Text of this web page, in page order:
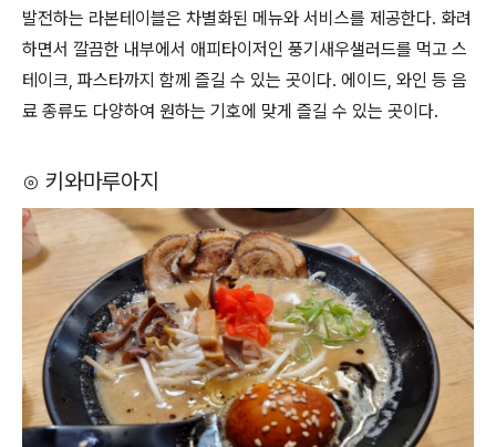
발전하는 라본테이블은 차별화된 메뉴와 서비스를 제공한다. 화려
하면서 깔끔한 내부에서 애피타이저인 풍기새우샐러드를 먹고 스
테이크, 파스타까지 함께 즐길 수 있는 곳이다. 에이드, 와인 등 음
료 종류도 다양하여 원하는 기호에 맞게 즐길 수 있는 곳이다.
⊙ 키와마루아지